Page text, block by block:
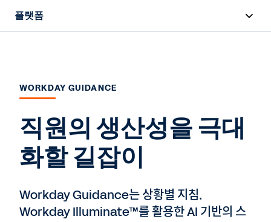
플랫폼
리소스
전문가 상담
WORKDAY GUIDANCE
직원의 생산성을 극대
화할 길잡이
Workday Guidance는 상황별 지침,
Workday Illuminate™를 활용한 AI 기반의 스